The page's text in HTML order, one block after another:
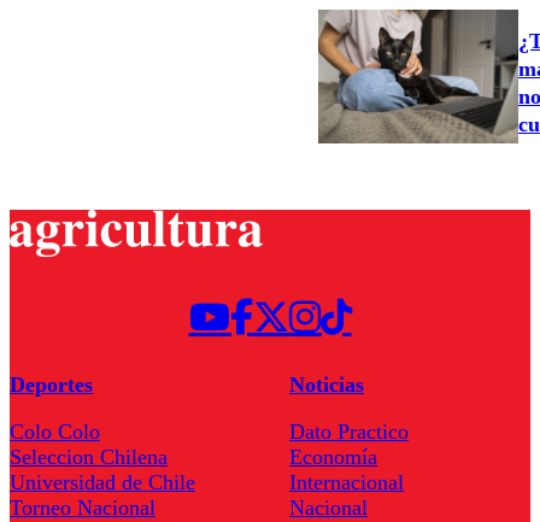
Deportes
Colo Colo
Seleccion Chilena
Universidad de Chile
Torneo Nacional
Noticias
Dato Practico
Economía
Internacional
Nacional